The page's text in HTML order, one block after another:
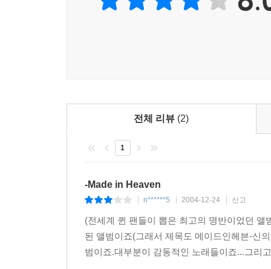
전체 리뷰 (2)
1
-Made in Heaven
n******5 2004-12-24 신고
(전세계 퀸 팬들이 뽑은 최고의 명반이었던
된 앨범이죠(그래서 제목도 메이드인헤븐-신
범이죠.대부분이 감동적인 노래들이죠...그리